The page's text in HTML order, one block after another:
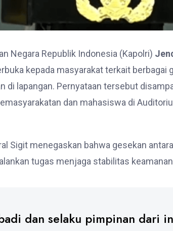
Negara Republik Indonesia (Kapolri)
kepada masyarakat terkait berbagai
di lapangan. Pernyataan tersebut
dan mahasiswa di
Sigit menegaskan bahwa gesekan
tugas menjaga stabilitas
dan selaku pimpinan dari